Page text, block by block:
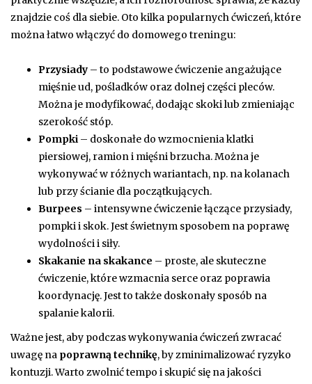
znajdzie coś dla siebie. Oto kilka popularnych ćwiczeń, które
można łatwo włączyć do domowego treningu:
Przysiady – to podstawowe ćwiczenie angażujące
mięśnie ud, pośladków oraz dolnej części pleców.
Można je modyfikować, dodając skoki lub zmieniając
szerokość stóp.
Pompki – doskonałe do wzmocnienia klatki
piersiowej, ramion i mięśni brzucha. Można je
wykonywać w różnych wariantach, np. na kolanach
lub przy ścianie dla początkujących.
Burpees – intensywne ćwiczenie łączące przysiady,
pompki i skok. Jest świetnym sposobem na poprawę
wydolności i siły.
Skakanie na skakance – proste, ale skuteczne
ćwiczenie, które wzmacnia serce oraz poprawia
koordynację. Jest to także doskonały sposób na
spalanie kalorii.
Ważne jest, aby podczas wykonywania ćwiczeń zwracać
uwagę na poprawną technikę, by zminimalizować ryzyko
kontuzji. Warto zwolnić tempo i skupić się na jakości